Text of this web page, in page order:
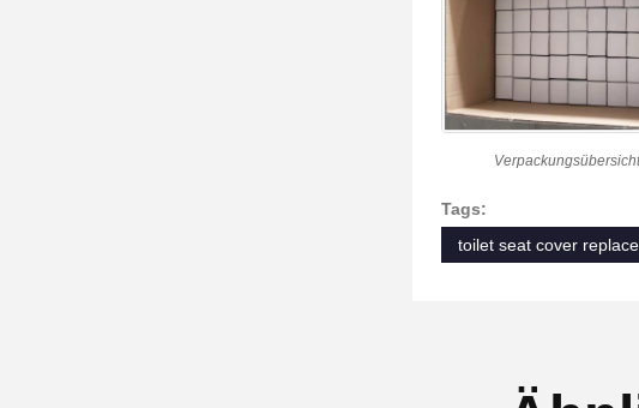
Verpackungsübersicht
Tags:
toilet seat cover